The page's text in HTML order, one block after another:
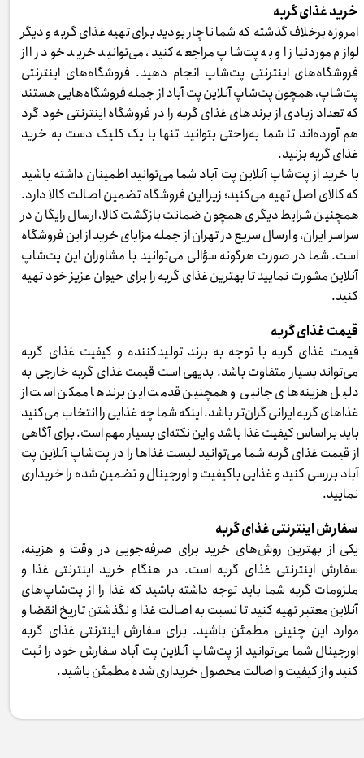
خرید غذای گربه
امروزه برخلاف گذشته که شما ناچار بودید برای تهیه غذای گربه و دیگر
لوازم موردنیاز او به پت‌شاپ مراجعه کنید، می‌توانید خرید خود را از
فروشگاه‌های اینترنتی پت‌شاپ انجام دهید. فروشگاه‌های اینترنتی
پت‌شاپ، همچون پت‌شاپ آنلاین پت آباد از جمله فروشگاه‌هایی هستند
که تعداد زیادی از برندهای غذای گربه را در فروشگاه اینترنتی خود گرد
هم آورده‌اند تا شما به‌راحتی بتوانید تنها با یک کلیک دست به خرید
غذای گربه بزنید.
با خرید از پت‌شاپ آنلاین پت آباد شما می‌توانید اطمینان داشته باشید
که کالای اصل تهیه می‌کنید؛ زیرا این فروشگاه تضمین اصالت کالا دارد.
همچنین شرایط دیگری همچون ضمانت بازگشت کالا، ارسال رایگان در
سراسر ایران، و ارسال سریع در تهران از جمله مزایای خرید از این فروشگاه
است. شما در صورت هرگونه سؤالی می‌توانید با مشاوران این پت‌شاپ
آنلاین مشورت نمایید تا بهترین غذای گربه را برای حیوان عزیز خود تهیه
کنید.
قیمت غذای گربه
قیمت غذای گربه با توجه به برند تولیدکننده و کیفیت غذای گربه
می‌تواند بسیار متفاوت باشد. بدیهی است قیمت غذای گربه خارجی به
دلیل هزینه‌های جانبی و همچنین قدمت این برندها ممکن است از
غذاهای گربه ایرانی گران‌تر باشد. اینکه شما چه غذایی را انتخاب می‌کنید
باید بر اساس کیفیت غذا باشد و این نکته‌ای بسیار مهم است. برای آگاهی
از قیمت غذای گربه شما می‌توانید لیست غذاها را در پت‌شاپ آنلاین پت
آباد بررسی کنید و غذایی باکیفیت و اورجینال و تضمین شده را خریداری
نمایید.
سفارش اینترنتی غذای گربه
یکی از بهترین روش‌های خرید برای صرفه‌جویی در وقت و هزینه،
سفارش اینترنتی غذای گربه است. در هنگام خرید اینترنتی غذا و
ملزومات گربه شما باید توجه داشته باشید که غذا را از پت‌شاپ‌های
آنلاین معتبر تهیه کنید تا نسبت به اصالت غذا و نگذشتن تاریخ انقضا و
موارد این چنینی مطمئن باشید. برای سفارش اینترنتی غذای گربه
اورجینال شما می‌توانید از پت‌شاپ آنلاین پت آباد سفارش خود را ثبت
کنید و از کیفیت و اصالت محصول خریداری شده مطمئن باشید.